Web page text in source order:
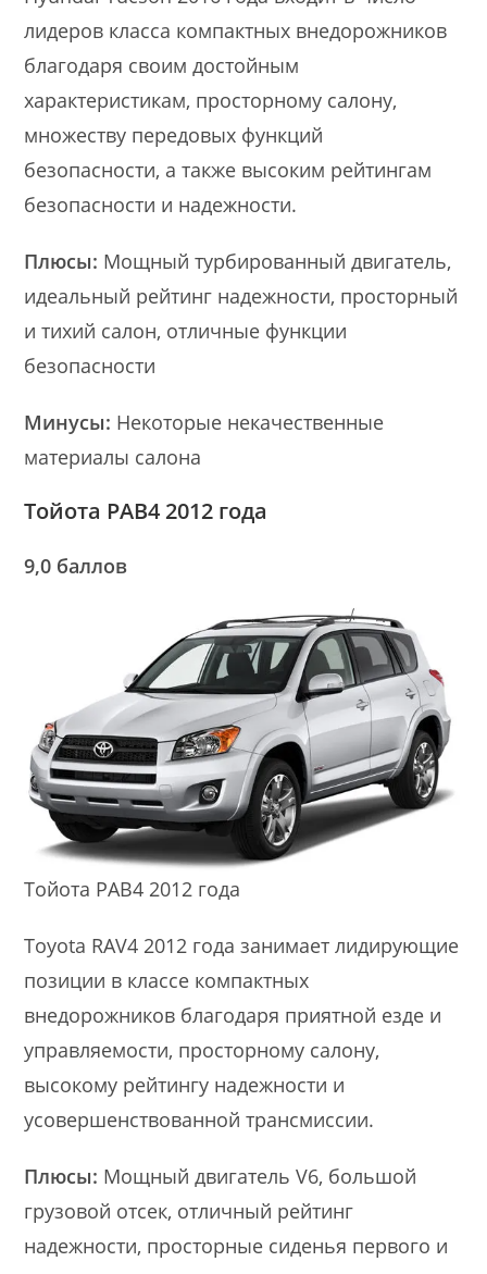
лидеров класса компактных внедорожников
благодаря своим достойным
характеристикам, просторному салону,
множеству передовых функций
безопасности, а также высоким рейтингам
безопасности и надежности.
Плюсы: Мощный турбированный двигатель,
идеальный рейтинг надежности, просторный
и тихий салон, отличные функции
безопасности
Минусы: Некоторые некачественные
материалы салона
Тойота РАВ4 2012 года
9,0 баллов
Тойота РАВ4 2012 года
Toyota RAV4 2012 года занимает лидирующие
позиции в классе компактных
внедорожников благодаря приятной езде и
управляемости, просторному салону,
высокому рейтингу надежности и
усовершенствованной трансмиссии.
Плюсы: Мощный двигатель V6, большой
грузовой отсек, отличный рейтинг
надежности, просторные сиденья первого и